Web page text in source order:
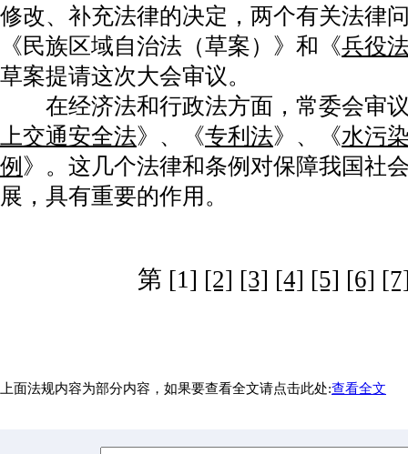
修改、补充法律的决定，两个有关法律
《民族区域自治法（草案）》和《兵役
草案提请这次大会审议。
在经济法和行政法方面，常委会审
上交通安全法》、《专利法》、《水污
例 》。这几个法律和条例对保障我国社
展，具有重要的作用。
第 [1] [2] [3] [4] [5] [6]
上面法规内容为部分内容，如果要查看全文请点击此处:查看全文